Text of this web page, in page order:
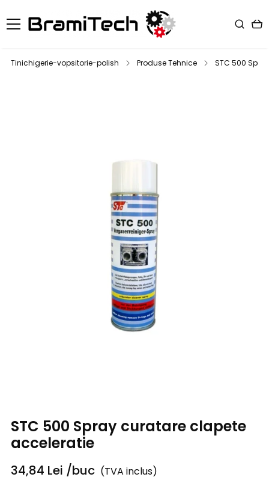
Tinichigerie-vopsitorie-polish Produse Tehnice STC 500
STC 500 Spray curatare clapete
acceleratie
34,84 Lei /buc (TVA inclus)